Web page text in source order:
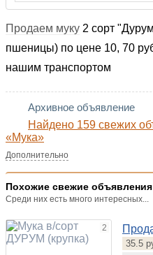
Продаем муку 2 сорт
пшеницы) по цене 10, 70
нашим транспортом
Архивное объявление
Найдено 159 свежих
«Мука»
Дополнительно
Похожие свежие объявления
Среди них есть много интересных...
2
35.5